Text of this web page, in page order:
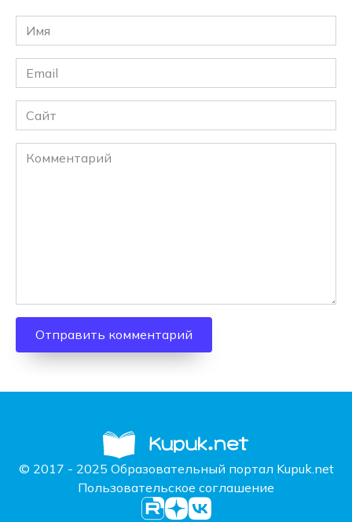
Имя
*
Email
*
Сайт
Комментарий
© 2017 - 2025 Образовательный портал Kupuk.net
Пользовательское соглашение